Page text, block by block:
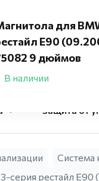
центров
Фирменный
установочный
Защита от
Система
серия рестайл
для
E90
9 дюймов
В наличии